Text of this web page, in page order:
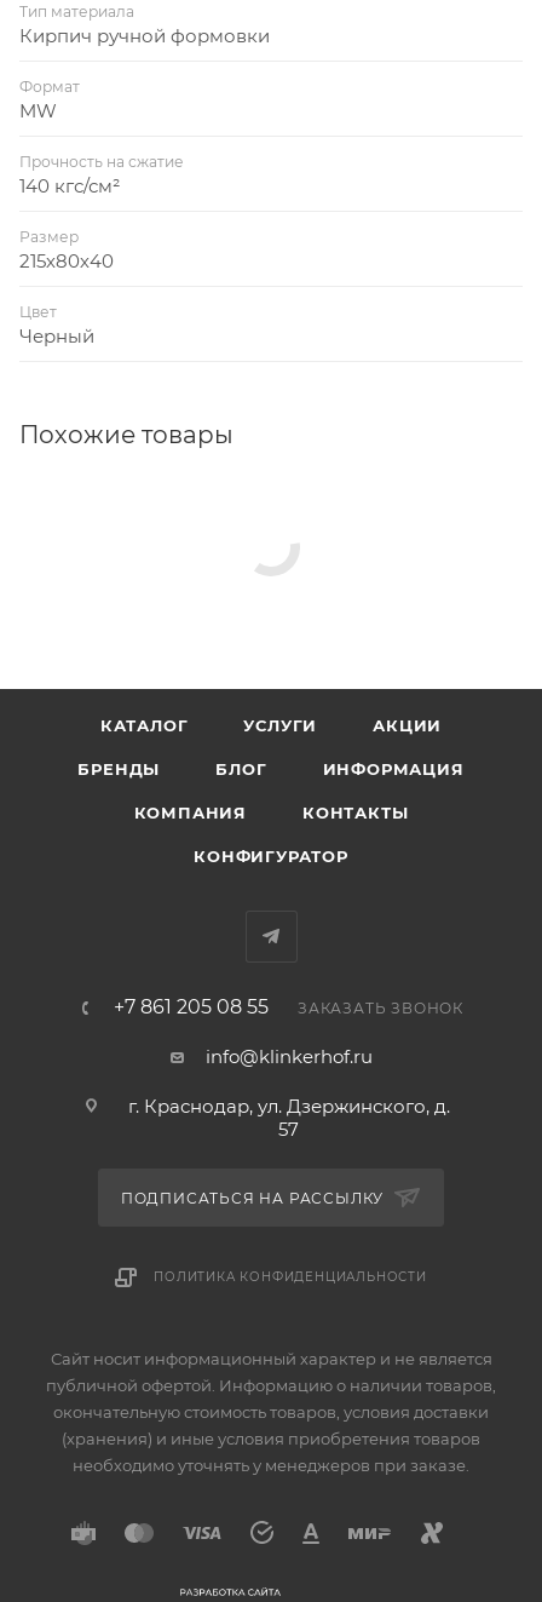
Тип материала
Кирпич ручной формовки
Формат
MW
Прочность на сжатие
140 кгс/см²
Размер
215х80х40
Цвет
Черный
Похожие товары
КАТАЛОГ УСЛУГИ АКЦИИ
БРЕНДЫ БЛОГ ИНФОРМАЦИЯ
КОМПАНИЯ КОНТАКТЫ
КОНФИГУРАТОР
+7 861 205 08 55 ЗАКАЗАТЬ ЗВОНОК
info@klinkerhof.ru
г. Краснодар, ул. Дзержинского, д.
57
ПОДПИСАТЬСЯ НА РАССЫЛКУ
ПОЛИТИКА КОНФИДЕНЦИАЛЬНОСТИ
Сайт носит информационный характер и не является
публичной офертой. Информацию о наличии товаров,
окончательную стоимость товаров, условия доставки
(хранения) и иные условия приобретения товаров
необходимо уточнять у менеджеров при заказе.